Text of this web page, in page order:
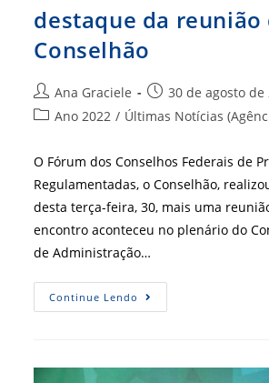
destaque da reunião
Conselhão
Autor
do
Ana Graciele
Post
publicado:
30 de agosto de
Categoria
post:
Ano 2022 / Últimas Notícias
O Fórum dos Conselhos Federais de
Regulamentadas, o Conselhão,
desta terça-feira, 30, mais uma
encontro aconteceu no plenário do
de Administração…
Continue Lendo Debate
Sobre
Reunião